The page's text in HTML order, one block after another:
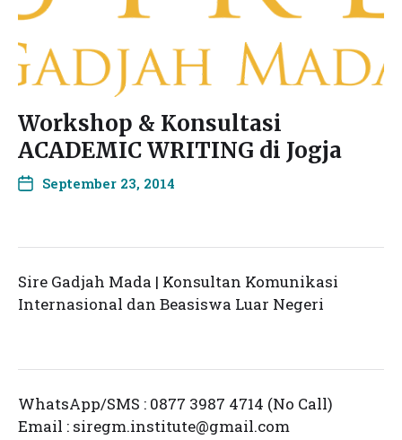
Workshop & Konsultasi
ACADEMIC WRITING di Jogja
September 23, 2014
Sire Gadjah Mada | Konsultan Komunikasi
Internasional dan Beasiswa Luar Negeri
WhatsApp/SMS : 0877 3987 4714 (No Call)
Email : siregm.institute@gmail.com